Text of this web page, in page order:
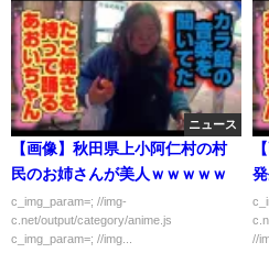
ニュース
【画像】秋田県上小阿仁村の村
民のお姉さんが美人ｗｗｗｗｗ
c_img_param=; //img-
c.net/output/category/anime.js
c_img_param=; //img...
//